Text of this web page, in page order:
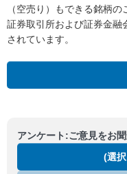
（空売り）もできる銘柄の
証券取引所および証券金融
されています。
アンケート:ご意見をお
(選